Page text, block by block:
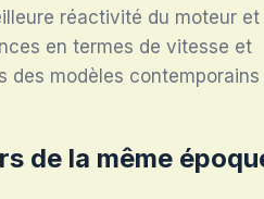
réactivité du moteur et
en termes de vitesse et
des modèles contemporains
de la même